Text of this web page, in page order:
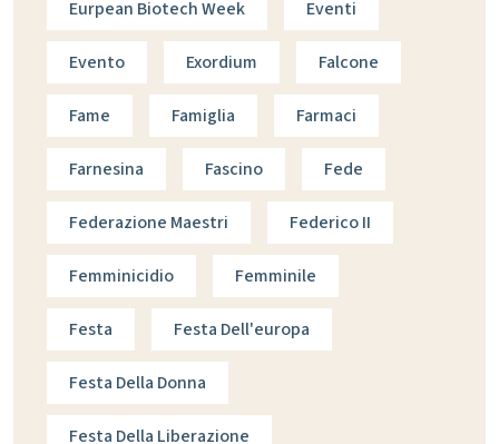
Eurpean Biotech Week Eventi
Evento Exordium Falcone
Fame Famiglia Farmaci
Farnesina Fascino Fede
Federazione Maestri Federico II
Femminicidio Femminile
Festa Festa Dell'europa
Festa Della Donna
Festa Della Liberazione